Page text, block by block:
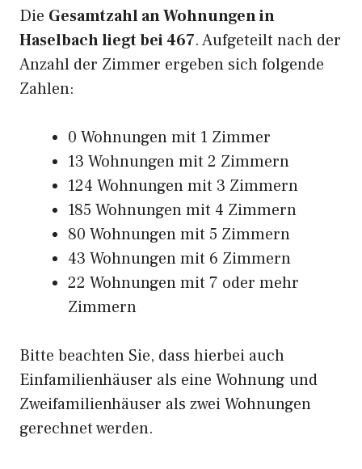
Die Gesamtzahl an Wohnungen in
Haselbach liegt bei 467. Aufgeteilt nach der
Anzahl der Zimmer ergeben sich folgende
Zahlen:
0 Wohnungen mit 1 Zimmer
13 Wohnungen mit 2 Zimmern
124 Wohnungen mit 3 Zimmern
185 Wohnungen mit 4 Zimmern
80 Wohnungen mit 5 Zimmern
43 Wohnungen mit 6 Zimmern
22 Wohnungen mit 7 oder mehr
Zimmern
Bitte beachten Sie, dass hierbei auch
Einfamilienhäuser als eine Wohnung und
Zweifamilienhäuser als zwei Wohnungen
gerechnet werden.